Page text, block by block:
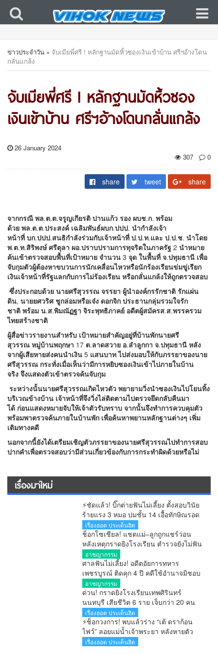
ข่าวประจำวัน » จับเมียพี่ศรี ! หลักฐานมัดหิ้วซองเงินเข้าบ้าน ศรีฯอ้างโดน
กลั่นแกล้ง
จับเมียพี่ศรี ! หลักฐานมัดหิ้วซอง
เงินเข้าบ้าน ศรีฯอ้างโดนกลั่นแกล้ง
26 January 2024
307
0
share tweet share
จากกรณี พล.ต.ต.จรูญเกียรติ ปานแก้ว รอง ผบช.ก. พร้อม
ด้วย พล.ต.ต.ประสงค์ เฉลิมพันธ์ผบก.ปปป. นำกำลังเจ้า
หน้าที่ บก.ปปป.สนธิกำลังร่วมกับเจ้าหน้าที่ ป.ป.ท.และ ป.ป.ช. นำโดย
พ.ต.ท.สิริพงษ์ ศรีตุลา ผอ.ปราบปรามการทุจริตในภาครัฐ 2 นำหมาย
ค้นเข้าตรวจสอบพื้นที่เป้าหมาย จำนวน 3 จุด ในพื้นที่ จ.ปทุมธานี เพื่อ
จับกุมตัวผู้ต้องหาขบวนการนักเคลื่อนไหวหรือนักร้องเรียนข่มขู่เรียก
เงินเจ้าหน้าที่รัฐแลกกับการไม่ร้องเรียน หรือกลั่นแกล้งให้ถูกตรวจสอบ
ซึ่งประกอบด้วย นายศรีสุวรรณ จรรยา ผู้นำองค์กรรักชาติ รักแผ่น
ดิน, นายยศวริศ ชูกล่อมหรือเจ๋ง ดอกจิก ประธานกลุ่มรวมใจรัก
ชาติ พร้อม น.ส.พิมณัฏฐา จิระพุทธิภาคย์ อดีตผู้สมัครส.ส.พรรครวม
ไทยสร้างชาติ
ผู้สื่อข่าวรายงานสำหรับ เป้าหมายสำคัญอยู่ที่บ้านพักนายศรี
สุวรรณ หมู่บ้านพฤกษา 17 ต.ลาดสวาย อ.ลำลูกกา จ.ปทุมธานี หลัง
จากผู้เสียหายส่งคนนำเงิน 5 แสนบาท ไปส่งมอบให้กับภรรยาของนาย
ศรีสุวรรณ กระทั่งเมื่อเห็นว่ามีการหยิบซองเงินเข้าไปภายในบ้าน
จริง จึงแสดงตัวเข้าตรวจค้นจับกุม
ระหว่างนั้นนายศรีสุวรรณเกิดไหวตัว พยายามวิ่งนำซองเงินไปโยนทิ้ง
บริเวณข้างบ้าน เจ้าหน้าที่จึงวิ่งไล่ติดตามไปตรวจยึดกลับคืนมา
ได้ ก่อนแสดงหมายจับให้เจ้าตัวรับทราบ จากนั้นจึงทำการควบคุมตัว
พร้อมพาตรวจค้นภายในบ้านพัก เพื่อค้นหาพยานหลักฐานต่างๆ เพิ่ม
เติมทางคดี
นอกจากนี้ยังได้เตรียมเชิญตัวภรรยาของนายศรีสุวรรณไปทำการสอบ
ปากคำเพื่อตรวจสอบว่ามีส่วนเกี่ยวข้องกับการกระทำผิดด้วยหรือไม่
เรื่องมาใหม่
⚡ชัดแล้ว! บิ๊กต่ายฟันไม่เลี้ยง ตั้งสอบวินัย
ร้ายแรง 3 หมอ ปมชั้น 14 เอื้อทักษิณรอด
คุก หลังศาลตัดสินแล้ว
เรื่องฮอต ประเด็นฮิต
ช็อกโซเชียล! แชตแม่–ลูกถูกแชร์ว่อน
หลังเหตุกราดยิงโรงเรียน ตำรวจยังไม่ฟัน
ธงของจริง
อาชญากรรม
ศาลฟันไม่เลี้ยง! อดีตอัยการทหาร
เพชรบูรณ์ ติดคุก 4 ปี คดีใช้อำนาจมิชอบ
รายงานคดียาไม่ตรงความจริง ไม่รอ
ลงอาญา
อาชญากรรม
ด่วน! กราดยิงโรงเรียนเทพศิรินทร์
นนทบุรี เสียชีวิต 6 ราย เจ็บกว่า 20 คน
ตำรวจคุมสถานการณ์ได้แล้ว
เรื่องฮอต ประเด็นฮิต
⚡ช็อกวงการ! พบแล้วร่าง “เต้ ดราก้อน
ไฟว์” ลอยแม่น้ำเจ้าพระยา หลังหายตัว
ปริศนาตั้งแต่เช้ามืด
เรื่องฮอต ประเด็นฮิต